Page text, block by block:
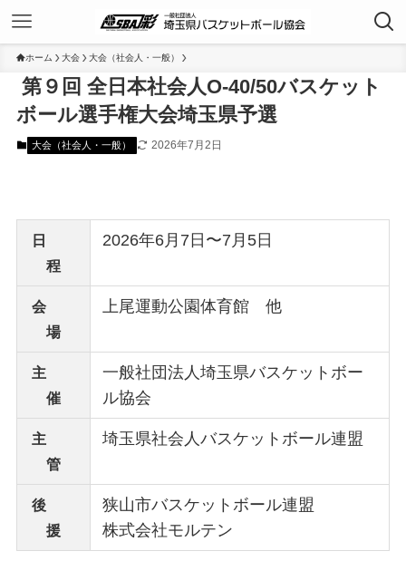
ホーム 大会 大会（社会人・一般）
第９回 全日本社会人O-40/50バスケット
ボール選手権大会埼玉県予選
大会（社会人・一般） 2026年7月2日
日
程
2026年6月7日〜7月5日
会
場
上尾運動公園体育館 他
主
催
一般社団法人埼玉県バスケットボー
ル協会
主
管
埼玉県社会人バスケットボール連盟
後
援
狭山市バスケットボール連盟
株式会社モルテン